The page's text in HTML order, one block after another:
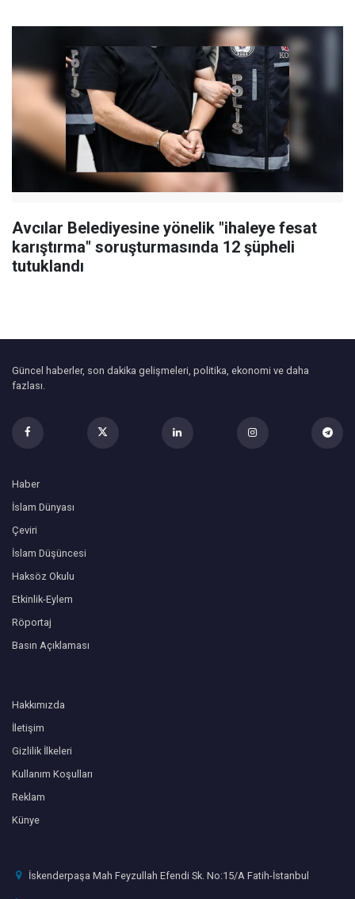
Avcılar Belediyesine yönelik "ihaleye fesat
karıştırma" soruşturmasında 12 şüpheli
tutuklandı
Güncel haberler, son dakika gelişmeleri, politika, ekonomi ve daha
fazlası.
Haber
İslam Dünyası
Çeviri
İslam Düşüncesi
Haksöz Okulu
Etkinlik-Eylem
Röportaj
Basın Açıklaması
Hakkımızda
İletişim
Gizlilik İlkeleri
Kullanım Koşulları
Reklam
Künye
İskenderpaşa Mah Feyzullah Efendi Sk. No:15/A Fatih-İstanbul